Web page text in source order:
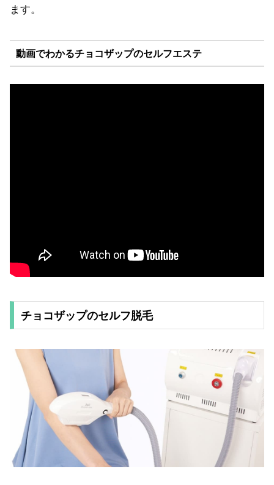
ます。
動画でわかるチョコザップのセルフエステ
チョコザップのセルフ脱毛